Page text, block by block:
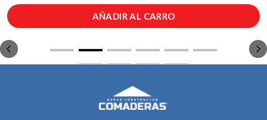
AÑADIR AL CARRO